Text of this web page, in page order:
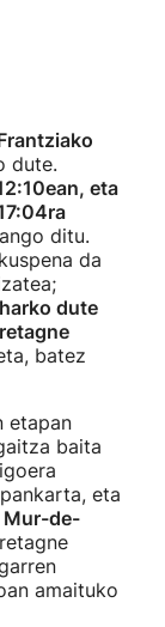
dute.
eta
ditu.
da
dute
batez
etapan
baita
eta
Mur-de-
amaituko